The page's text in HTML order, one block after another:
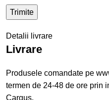
Detalii livrare
Livrare
Produsele comandate pe
termen de 24-48 de ore prin
Cargus.